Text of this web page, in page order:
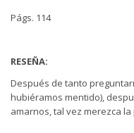
Págs. 114
RESEÑA:
Después de tanto
hubiéramos mentido),
amarnos, tal vez merezca